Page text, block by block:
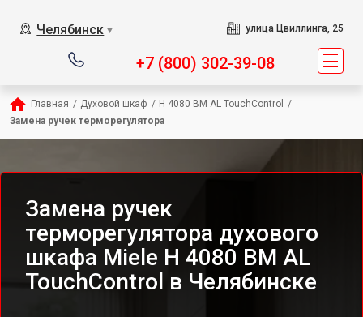
Челябинск ▼ улица Цвиллинга, 25
+7 (800) 302-39-08
Главная / Духовой шкаф / H 4080 BM AL TouchControl /
Замена ручек терморегулятора
Замена ручек
терморегулятора духового
шкафа Miele H 4080 BM AL
TouchControl в Челябинске